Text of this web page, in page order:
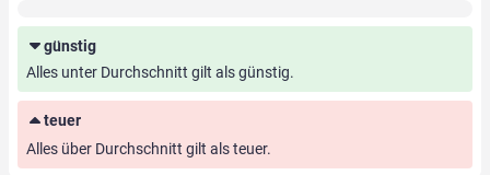
günstig
Alles unter Durchschnitt gilt als günstig.
teuer
Alles über Durchschnitt gilt als teuer.